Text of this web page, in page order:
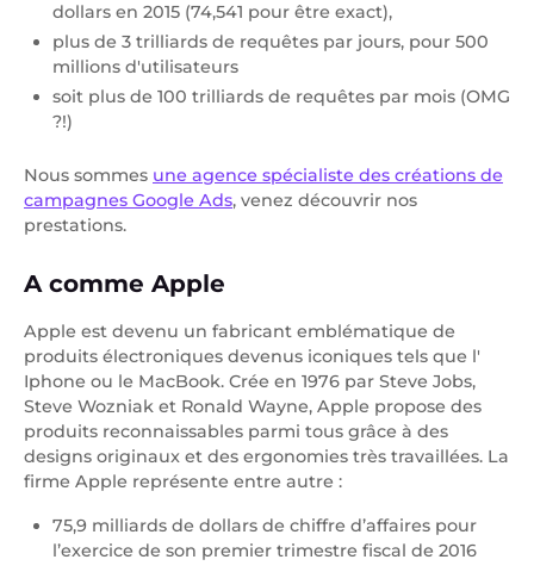
dollars en 2015 (74,541 pour être exact),
plus de 3 trilliards de requêtes par jours, pour 500
millions d'utilisateurs
soit plus de 100 trilliards de requêtes par mois (OMG
?!)
Nous sommes une agence spécialiste des créations de
campagnes Google Ads, venez découvrir nos
prestations.
A comme Apple
Apple est devenu un fabricant emblématique de
produits électroniques devenus iconiques tels que l'
Iphone ou le MacBook. Crée en 1976 par Steve Jobs,
Steve Wozniak et Ronald Wayne, Apple propose des
produits reconnaissables parmi tous grâce à des
designs originaux et des ergonomies très travaillées. La
firme Apple représente entre autre :
75,9 milliards de dollars de chiffre d’affaires pour
l’exercice de son premier trimestre fiscal de 2016